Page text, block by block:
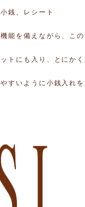
銭、レシート
能を備えながら、こ
トにも入り、とにかく
すいように小銭入れ